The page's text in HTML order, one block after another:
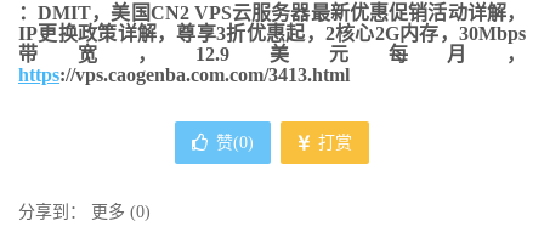
：DMIT，美国CN2 VPS云服务器最新优惠促销活动详解，
IP更换政策详解，尊享3折优惠起，2核心2G内存，30Mbps
带宽，12.9美元每月，
https://vps.caogenba.com.com/3413.html
赞(0) 打赏
分享到： 更多 (0)